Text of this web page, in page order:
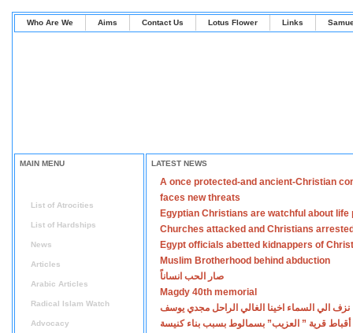
Who Are We Aims Contact Us Lotus Flower Links
MAIN MENU
List of Atrocities
List of Hardships
News
Articles
Arabic Articles
Radical Islam Watch
Advocacy
LATEST NEWS
A once protected-and ancient-Christian
faces new threats
Egyptian Christians are watchful about life
Churches attacked and Christians
Egypt officials abetted kidnappers of
Muslim Brotherhood behind abduction
صار الحب انساناً
Magdy 40th memorial
نزف الي السماء اخينا الغالي الراحل مجدي يوسف
أقباط قرية ” العزيب” بسمالوط بسبب بناء كنيسة